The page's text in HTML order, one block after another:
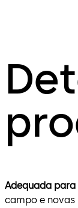
Adequada
campo e